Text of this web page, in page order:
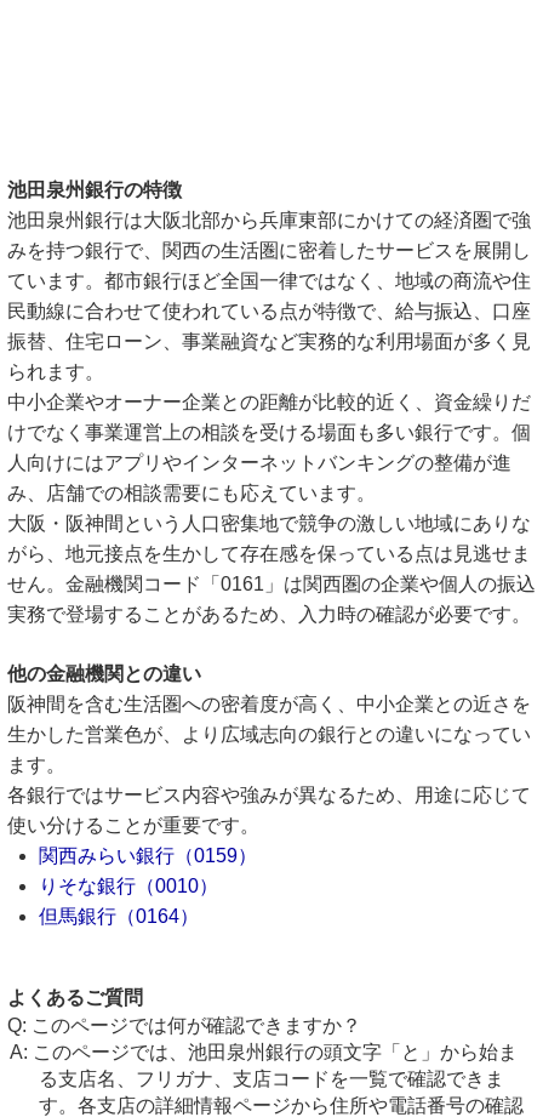
池田泉州銀行の特徴
池田泉州銀行は大阪北部から兵庫東部にかけての経済圏で強
みを持つ銀行で、関西の生活圏に密着したサービスを展開し
ています。都市銀行ほど全国一律ではなく、地域の商流や住
民動線に合わせて使われている点が特徴で、給与振込、口座
振替、住宅ローン、事業融資など実務的な利用場面が多く見
られます。
中小企業やオーナー企業との距離が比較的近く、資金繰りだ
けでなく事業運営上の相談を受ける場面も多い銀行です。個
人向けにはアプリやインターネットバンキングの整備が進
み、店舗での相談需要にも応えています。
大阪・阪神間という人口密集地で競争の激しい地域にありな
がら、地元接点を生かして存在感を保っている点は見逃せま
せん。金融機関コード「0161」は関西圏の企業や個人の振込
実務で登場することがあるため、入力時の確認が必要です。
他の金融機関との違い
阪神間を含む生活圏への密着度が高く、中小企業との近さを
生かした営業色が、より広域志向の銀行との違いになってい
ます。
各銀行ではサービス内容や強みが異なるため、用途に応じて
使い分けることが重要です。
関西みらい銀行（0159）
りそな銀行（0010）
但馬銀行（0164）
よくあるご質問
このページでは何が確認できますか？
このページでは、池田泉州銀行の頭文字「と」から始ま
る支店名、フリガナ、支店コードを一覧で確認できま
す。各支店の詳細情報ページから住所や電話番号の確認